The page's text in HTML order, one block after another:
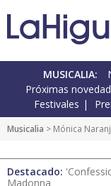
MUSICALIA:
Próximas
Festivales
Musicalia > Mónica
Destacado:
Madonna